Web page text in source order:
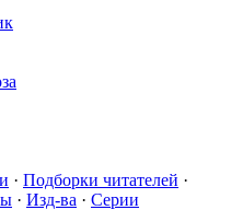
· Подборки читателей ·
· Изд-ва · Серии